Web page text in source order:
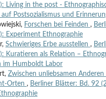
Living in the post -
auf Postsozialismus und
Forschen bei Feinden ,
Experiment Ethnographie
Schwieriges Erbe ausstellen ,
Kuratieren als Relation –
im Humboldt Labor
Zwischen unliebsamen Anderen
Orten , Berliner Blätter: Bd. 92